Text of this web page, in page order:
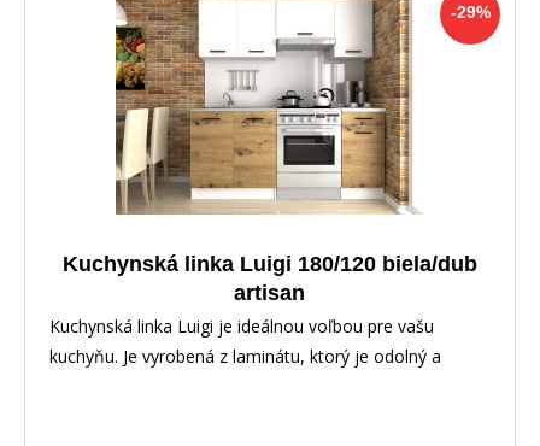
-29%
Kuchynská linka Luigi 180/120 biela/dub
artisan
Kuchynská linka Luigi je ideálnou voľbou pre vašu
kuchyňu. Je vyrobená z laminátu, ktorý je odolný a